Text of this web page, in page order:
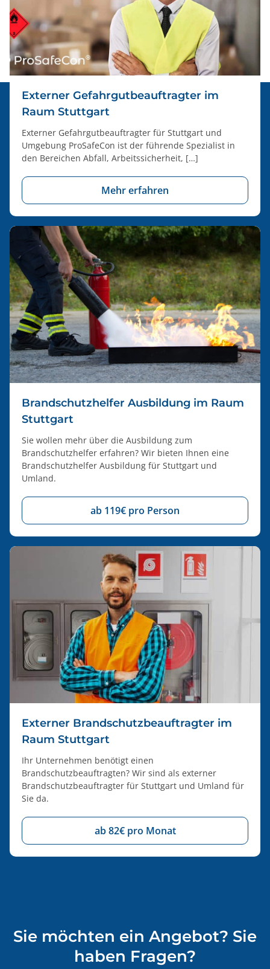
Externer Gefahrgutbeauftragter im
Raum Stuttgart
Externer Gefahrgutbeauftragter für Stuttgart und
Umgebung ProSafeCon ist der führende Spezialist in
den Bereichen Abfall, Arbeitssicherheit, […]
Mehr erfahren
Brandschutzhelfer Ausbildung im Raum
Stuttgart
Sie wollen mehr über die Ausbildung zum
Brandschutzhelfer erfahren? Wir bieten Ihnen eine
Brandschutzhelfer Ausbildung für Stuttgart und
Umland.
ab 119€ pro Person
Externer Brandschutzbeauftragter im
Raum Stuttgart
Ihr Unternehmen benötigt einen
Brandschutzbeauftragten? Wir sind als externer
Brandschutzbeauftragter für Stuttgart und Umland für
Sie da.
ab 82€ pro Monat
Sie möchten ein Angebot? Sie
haben Fragen?